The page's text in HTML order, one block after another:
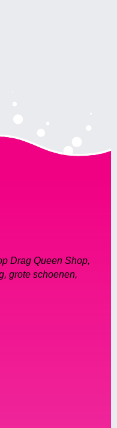
Drag Queen Shop,
grote schoenen,